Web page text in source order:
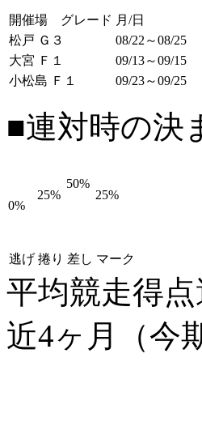
開催場 グレード 月/日
松戸 Ｇ３
08/22～08/25
大宮 Ｆ１
09/13～09/15
小松島 Ｆ１
09/23～09/25
■連対時の決
0%
25%
50%
25%
逃げ 捲り 差し マーク
平均競走得
近4ヶ月（今